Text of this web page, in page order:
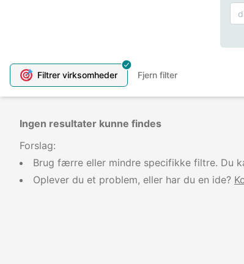
Filtrer virksomheder Fjern filter
Ingen resultater kunne findes
Forslag:
Brug færre eller mindre specifikke filtre. Du
Oplever du et problem, eller har du en ide?